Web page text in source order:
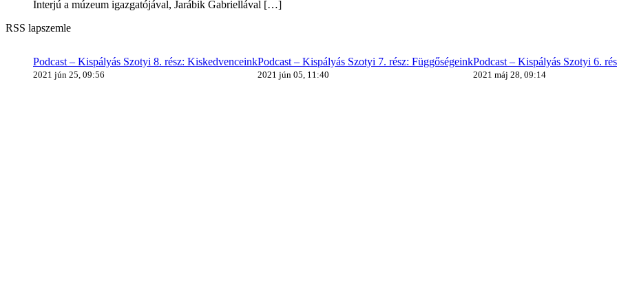
Interjú a múzeum igazgatójával, Jarábik Gabriellával […]
RSS lapszemle
Podcast – Kispályás Szotyi 8. rész: Kiskedvenceink
2021 jún 25, 09:56
Podcast – Kispályás Szotyi 7. rész: Függőségeink
2021 jún 05, 11:40
Podcast – Kispályás Szotyi 6.
2021 máj 28, 09:14